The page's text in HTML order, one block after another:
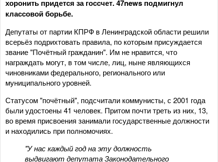
хоронить придется за госсчет. 47news подмигнул
классовой борьбе.
Депутаты от партии КПРФ в Ленинградской области решили
всерьёз подрихтовать правила, по которым присуждается
звание "Почётный гражданин". Им не нравится, что
награждать могут, в том числе, лиц, ныне являющихся
чиновниками федерального, регионального или
муниципального уровней.
Статусом "почётный", подсчитали коммунисты, с 2001 года
были удостоены 41 человек. Притом почти треть из них, 13,
во время присвоения занимали государственные должности
и находились при полномочиях.
"У нас каждый год на эту должность
выдвигают депутата Законодательного